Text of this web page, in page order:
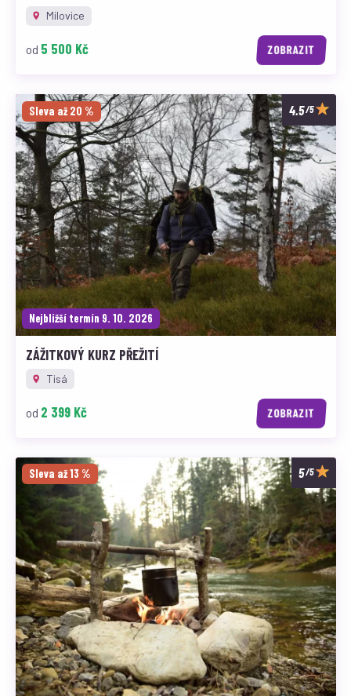
Milovice
od 5 500 Kč ZOBRAZIT
Sleva až 20 % /5
Nejbližší termín 9. 10. 2026
ZÁŽITKOVÝ KURZ PŘEŽITÍ
Tisá
od 2 399 Kč ZOBRAZIT
Sleva až 13 % /5